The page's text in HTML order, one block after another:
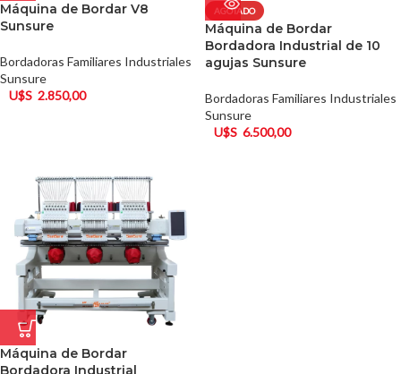
Máquina de Bordar V8
Sunsure
Bordadoras Familiares Industriales
Sunsure
U$S 2.850,00
AGOTADO
Máquina de Bordar
Bordadora Industrial de 10
agujas Sunsure
Bordadoras Familiares Industriales
Sunsure
U$S 6.500,00
Máquina de Bordar
Bordadora Industrial